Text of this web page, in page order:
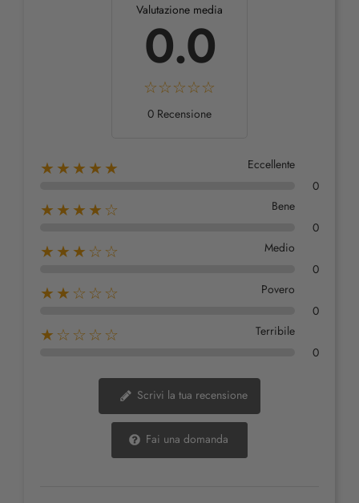
Valutazione media
0.0
0 Recensione
★★★★★
Eccellente
0
★★★★☆
Bene
0
★★★☆☆
Medio
0
★★☆☆☆
Povero
0
★☆☆☆☆
Terribile
0
Scrivi la tua recensione
Fai una domanda